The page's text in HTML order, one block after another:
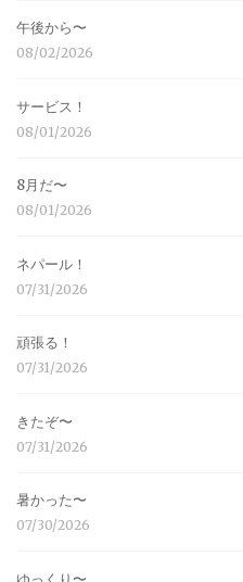
午後から〜
08/02/2026
サービス！
08/01/2026
8月だ〜
08/01/2026
ネパール！
07/31/2026
頑張る！
07/31/2026
きたぞ〜
07/31/2026
暑かった〜
07/30/2026